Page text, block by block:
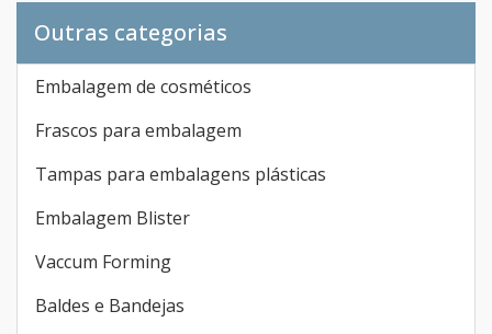
Outras categorias
Embalagem de cosméticos
Frascos para embalagem
Tampas para embalagens plásticas
Embalagem Blister
Vaccum Forming
Baldes e Bandejas